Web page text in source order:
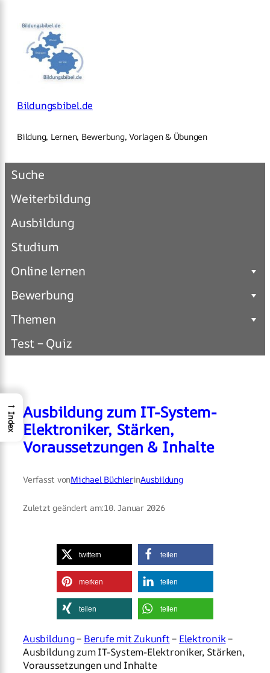
Inhalt
springen
Bildungsbibel.de
Bildung, Lernen, Bewerbung, Vorlagen & Übungen
Suche
Weiterbildung
Ausbildung
Studium
Online lernen
Bewerbung
Themen
Test – Quiz
Ausbildung zum IT-System-
Elektroniker, Stärken,
Voraussetzungen & Inhalte
Verfasst vonMichael BüchlerinAusbildung
Zuletzt geändert am:10. Januar 2026
twittern teilen
merken teilen
teilen teilen
Ausbildung– Berufe mit Zukunft– Elektronik–
Ausbildung zum IT-System-Elektroniker, Stärken,
Voraussetzungen und Inhalte
→
Index